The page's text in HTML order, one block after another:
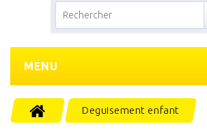
MENU
Deguisement enfant